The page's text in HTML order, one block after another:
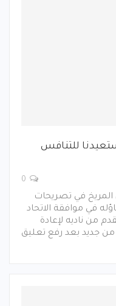
للتنافس
المريخ في تصريحات
في موافقة الاتحاد
من ناديه لإعادة
من جديد بعد رفع تعليق